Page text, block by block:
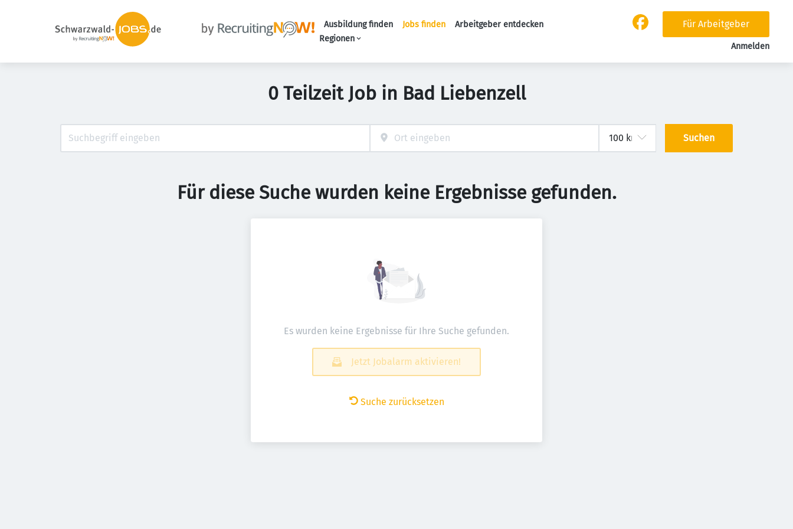
Ausbildung finden Jobs finden
Arbeitgeber entdecken
Regionen
Für Arbeitgeber
Anmelden
0 Teilzeit Job in Bad Liebenzell
Suchen
Für diese Suche wurden keine Ergebnisse gefunden.
Es wurden keine Ergebnisse für Ihre Suche gefunden.
Jetzt Jobalarm aktivieren!
Suche zurücksetzen